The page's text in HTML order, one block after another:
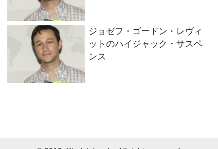
ジョゼフ・ゴードン・レヴィ
ットのハイジャック・サスペ
ンス